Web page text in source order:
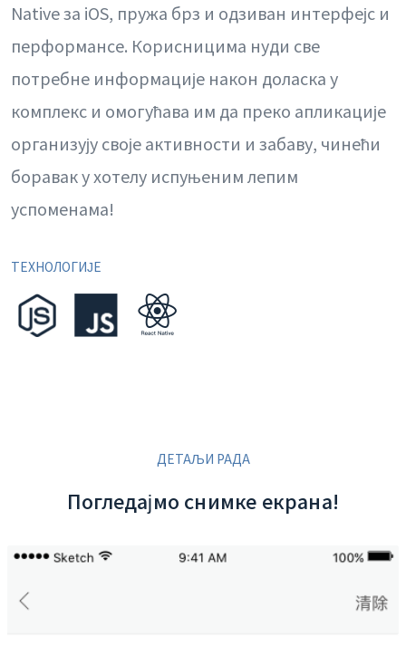
Native за iOS, пружа брз и одзиван интерфејс и
перформансе. Корисницима нуди све
потребне информације након доласка у
комплекс и омогућава им да преко апликације
организују своје активности и забаву, чинећи
боравак у хотелу испуњеним лепим
успоменама!
ТЕХНОЛОГИЈЕ
ДЕТАЉИ РАДА
Погледајмо снимке екрана!